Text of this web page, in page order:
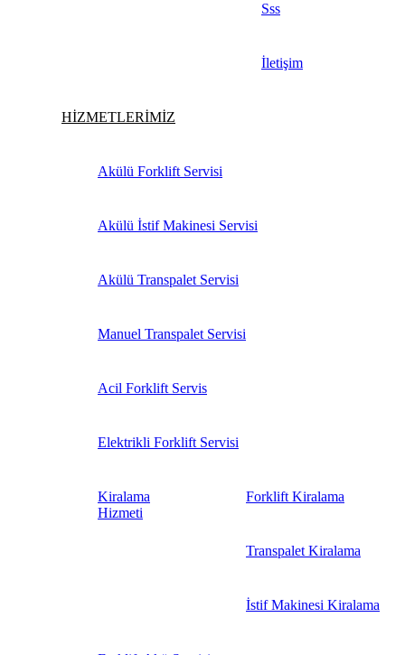
Sss
İletişim
HİZMETLERİMİZ
Akülü Forklift Servisi
Akülü İstif Makinesi Servisi
Akülü Transpalet Servisi
Manuel Transpalet Servisi
Acil Forklift Servis
Elektrikli Forklift Servisi
Kiralama
Hizmeti
Forklift Kiralama
Transpalet Kiralama
İstif Makinesi Kiralama